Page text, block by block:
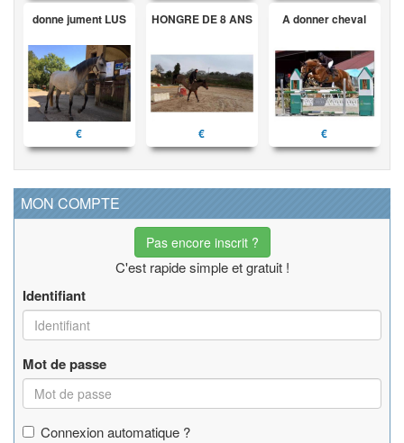
donne jument LUS
€
HONGRE DE 8 ANS
€
A donner cheval
€
MON COMPTE
Pas encore inscrit ?
C'est rapide simple et gratuit !
Identifiant
Mot de passe
Connexion automatique ?